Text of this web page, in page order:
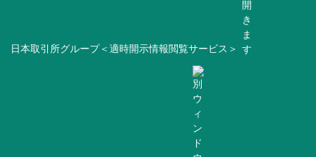
日本取引所グループ＜適時開示情報閲覧サービス＞